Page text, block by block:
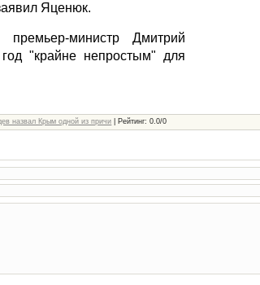
Яценюк.
министр Дмитрий
"крайне непростым" для
назвал Крым одной из причи Рейтинг:0.0/0